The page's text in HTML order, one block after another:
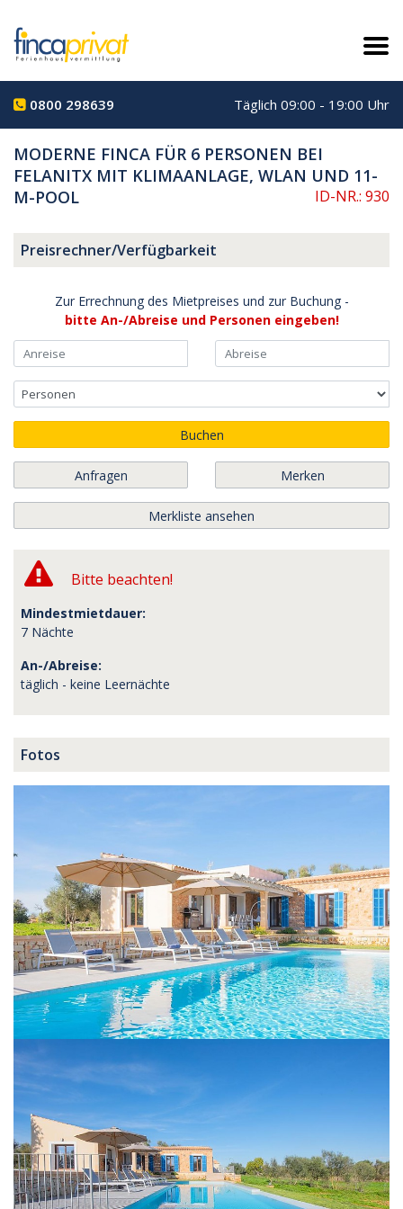
0800 298639 Täglich 09:00 - 19:00 Uhr
MODERNE FINCA FÜR 6 PERSONEN BEI
FELANITX MIT KLIMAANLAGE, WLAN UND 11-
M-POOL
ID-NR.: 930
Preisrechner/Verfügbarkeit
Zur Errechnung des Mietpreises und zur Buchung -
bitte An-/Abreise und Personen eingeben!
Buchen
Anfragen Merken
Merkliste ansehen
Bitte beachten!
Mindestmietdauer:
7 Nächte
An-/Abreise:
täglich - keine Leernächte
Fotos